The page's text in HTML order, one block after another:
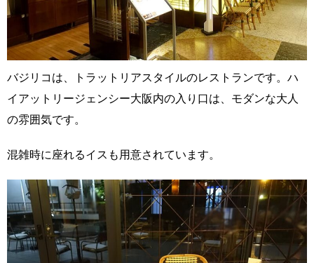
バジリコは、トラットリアスタイルのレストランです。ハ
イアットリージェンシー大阪内の入り口は、モダンな大人
の雰囲気です。
混雑時に座れるイスも用意されています。